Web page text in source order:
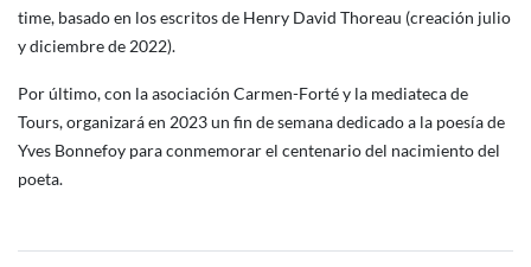
time, basado en los escritos de Henry David Thoreau (creación julio
y diciembre de 2022).
Por último, con la asociación Carmen-Forté y la mediateca de
Tours, organizará en 2023 un fin de semana dedicado a la poesía de
Yves Bonnefoy para conmemorar el centenario del nacimiento del
poeta.